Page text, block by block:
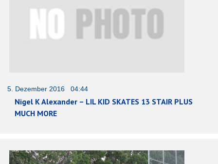
5. Dezember 2016 04:44
Nigel K Alexander – LIL KID SKATES 13 STAIR PLUS
MUCH MORE